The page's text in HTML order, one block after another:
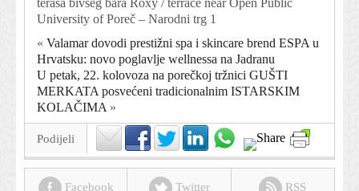
terasa bivšeg bara Roxy / terrace near Open Public
University of Poreč – Narodni trg 1
« Valamar dovodi prestižni spa i skincare brend ESPA u
Hrvatsku: novo poglavlje wellnessa na Jadranu
U petak, 22. kolovoza na porečkoj tržnici GUŠTI
MERKATA posvećeni tradicionalnim ISTARSKIM
KOLAČIMA »
Podijeli
Facebook Twitter RSS